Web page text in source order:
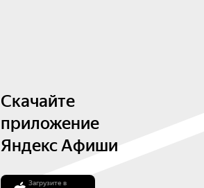
Скачайте
приложение
Яндекс Афиши
Загрузите в